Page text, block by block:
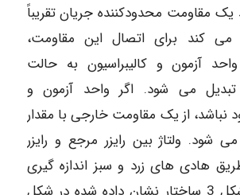
یک مقاومت محدودکننده جریان تقریباً
می کند برای اتصال این مقاومت،
آزمون و کالیبراسیون به حالت
می شود. اگر واحد آزمون و
نباشد، از یک مقاومت خارجی با مقدار
شود. ولتاژ بین رایزر مرجع و رایزر
هادی های زرد و سبز اندازه گیری